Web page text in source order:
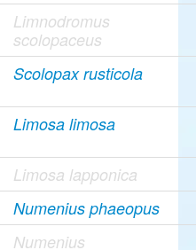
Limnodromus
scolopaceus
Scolopax rusticola
Limosa limosa
Limosa lapponica
Numenius phaeopus
Numenius